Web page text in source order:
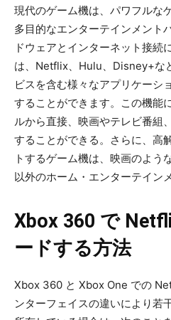
現代のゲーム機は、パワフルな
多目的なエンターテインメント
ドウェアとインターネット接続
は、Netflix、Hulu、Disney+な
ビスを含む様々なアプリケーシ
することができます。この機能
ルから直接、映画やテレビ番組
することができる。さらに、高
トするゲーム機は、映画のよう
以外のホーム・エンターテイン
Xbox 360 で
ードする方法
Xbox 360 と Xbox One での
ンターフェイスの違いにより若